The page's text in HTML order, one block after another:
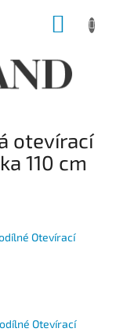
otevírací
110 cm
Otevírací
Otevírací